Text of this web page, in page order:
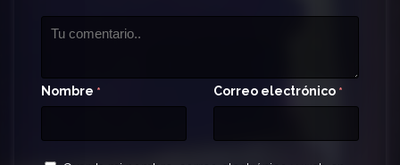
Nombre * Correo electrónico *